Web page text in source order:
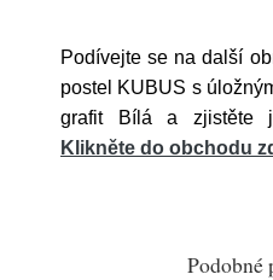
Podívejte se na další
postel KUBUS s
grafit Bílá a zjistěte
Klikněte do obchodu
Podobné